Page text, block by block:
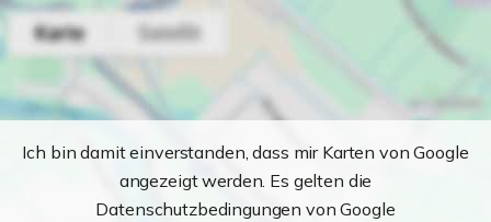
Ich bin damit einverstanden, dass mir Karten von Google
angezeigt werden. Es gelten die
Datenschutzbedingungen von Google